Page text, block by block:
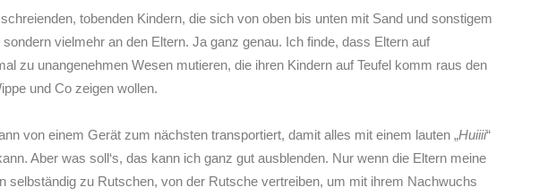
tobenden Kindern, die sich von oben bis unten mit Sand und sonstigem
vielmehr an den Eltern. Ja ganz genau. Ich finde, dass Eltern auf
zu unangenehmen Wesen mutieren, die ihren Kindern auf Teufel komm raus den
und Co zeigen wollen.
von einem Gerät zum nächsten transportiert, damit alles mit einem lauten „Huiiii“
Aber was soll‘s, das kann ich ganz gut ausblenden. Nur wenn die Eltern meine
selbständig zu Rutschen, von der Rutsche vertreiben, um mit ihrem Nachwuchs